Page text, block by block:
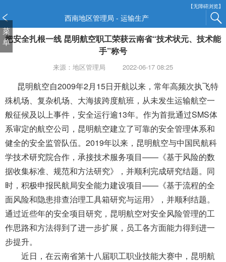
【无障碍浏览】
西南地区管理局 - 运输生产
菜
单
把安全扎根一线 昆明航空职工荣获云南省“技术状元、技术能
手”称号
来源：地区管理局 2022-06-17 08:25
昆明航空自2009年2月15日开航以来，常年高频次执飞特
殊机场、复杂机场、大海拔跨度航班，从未发生运输航空一
般征候及以上事件，安全运行逾13年。作为首批通过SMS体
系审定的航空公司，昆明航空建立了可靠的安全管理体系和
健全的安全监管队伍。2019年以来，昆明航空与中国民航科
学技术研究院合作，承接技术服务项目——《基于风险的数
据收集标准、规范和方法研究》，并顺利完成研究结题。同
时，积极申报民航局安全能力建设项目——《基于流程的全
面风险和隐患排查治理工具箱研究与运用》，并顺利结题。
通过近些年的安全项目研究，昆明航空对安全风险管理的工
作思路和方法得到了进一步扩展，员工各方面能力得到进一
步提升。
近日，在云南省第十八届职工职业技能大赛中，昆明航
窗
口
打
明
页
面,
按
Alt
加
波
浪
键
打
开
导
盲
模